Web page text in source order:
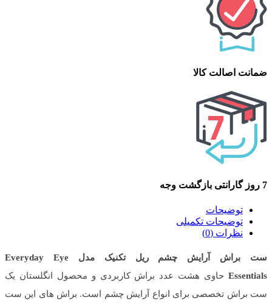
ضمانت اصالت کالا
7 روز گارانتی بازگشت وجه
توضیحات
توضیحات تکمیلی
نظرات (0)
ست براش آرایش چشم ریل تکنیک مدل Everyday Eye
Essentials حاوی هشت عدد براش کاربردی و محصول انگلستان یک
ست براش تخصصی برای انواع آرایش چشم است. براش های این ست